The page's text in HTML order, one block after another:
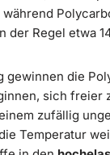
während
der Regel etwa
gewinnen die
sich freier
zufällig
Temperatur